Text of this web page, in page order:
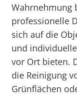
Wahrnehmung
professionelle
sich auf die
und
vor Ort bieten.
die Reinigung
Grünflächen